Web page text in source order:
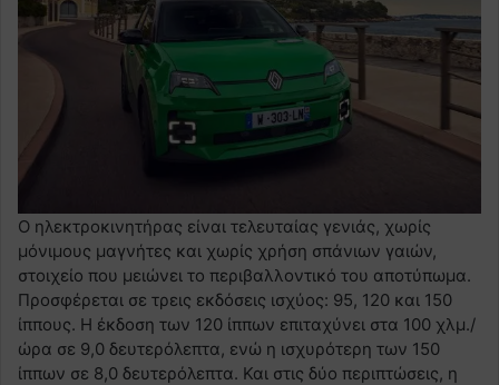
Ο ηλεκτροκινητήρας είναι τελευταίας γενιάς, χωρίς
μόνιμους μαγνήτες και χωρίς χρήση σπάνιων γαιών,
στοιχείο που μειώνει το περιβαλλοντικό του αποτύπωμα.
Προσφέρεται σε τρεις εκδόσεις ισχύος: 95, 120 και 150
ίππους. Η έκδοση των 120 ίππων επιταχύνει στα 100 χλμ./
ώρα σε 9,0 δευτερόλεπτα, ενώ η ισχυρότερη των 150
ίππων σε 8,0 δευτερόλεπτα. Και στις δύο περιπτώσεις, η